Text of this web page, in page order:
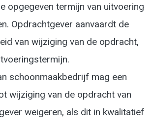
opgegeven termijn van uitvoering
Opdrachtgever aanvaardt de
van wijziging van de opdracht,
schoonmaakbedrijf mag een
wijziging van de opdracht van
weigeren, als dit in kwalitatief